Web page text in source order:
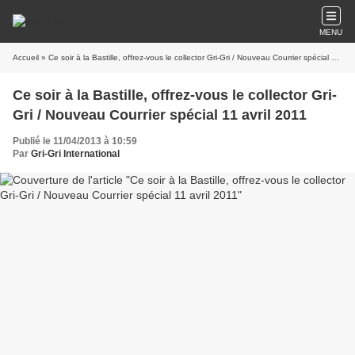
MENU
Accueil » Ce soir à la Bastille, offrez-vous le collector Gri-Gri / Nouveau Courrier spécial 11 avril 2011
Ce soir à la Bastille, offrez-vous le collector Gri-
Gri / Nouveau Courrier spécial 11 avril 2011
Publié le 11/04/2013 à 10:59
Par Gri-Gri International